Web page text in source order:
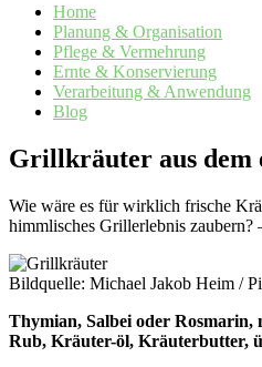
Home
Planung & Organisation
Pflege & Vermehrung
Ernte & Konservierung
Verarbeitung & Anwendung
Blog
Grillkräuter aus dem
Wie wäre es für wirklich frische
himmlisches Grillerlebnis
Bildquelle: Michael Jakob Heim /
Thymian, Salbei oder Rosmarin,
Rub, Kräuter-öl, Kräuterbutter,